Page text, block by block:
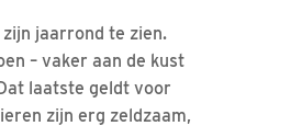
jaarrond te zien.
– vaker aan de kust
laatste geldt voor
zijn erg zeldzaam,